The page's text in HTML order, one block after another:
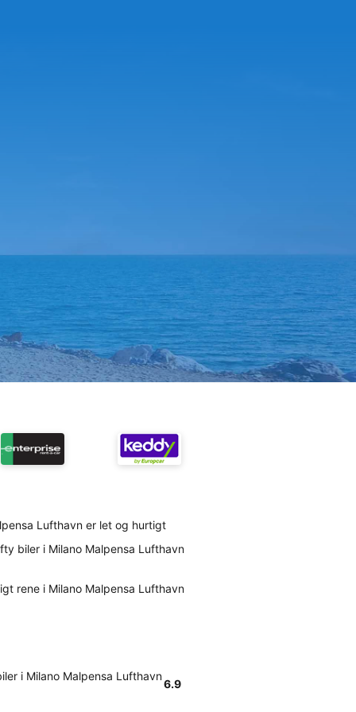
Lufthavn er let og hurtigt
biler i Milano Malpensa Lufthavn
rene i Milano Malpensa Lufthavn
i Milano Malpensa Lufthavn
6.9